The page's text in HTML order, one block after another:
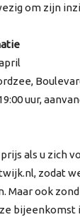
om zijn
uur,
als u zich
zodat
Maar ook
bijeenkomst